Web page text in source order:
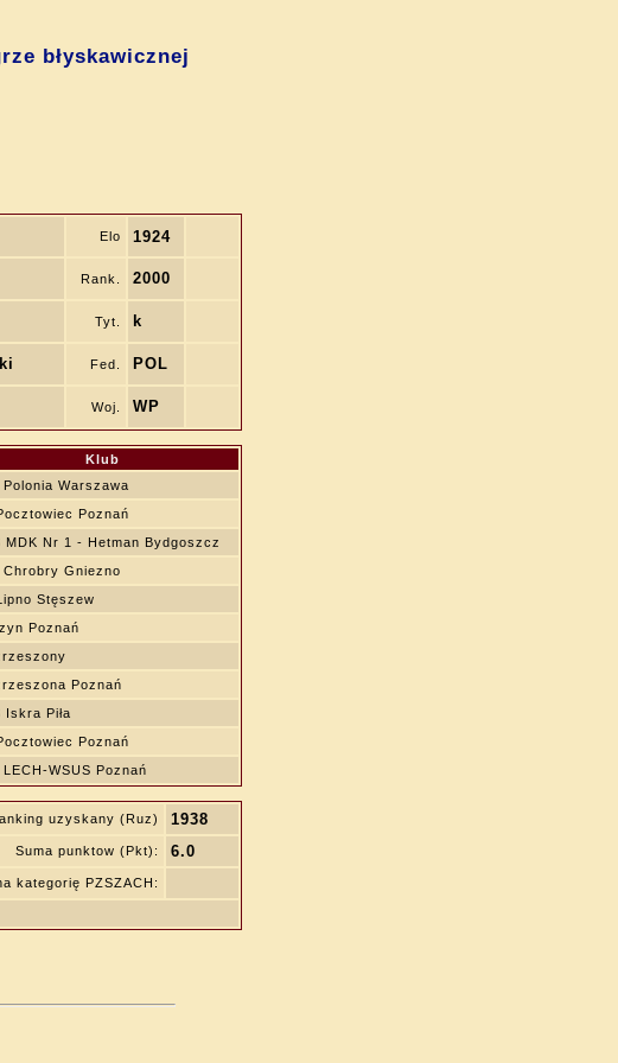
błyskawicznej
Elo 1924
Rank. 2000
Tyt. k
Fed. POL
Woj. WP
Klub
Polonia Warszawa
Poznań
MDK Nr 1 - Hetman Bydgoszcz
Chrobry Gniezno
Stęszew
Poznań
Poznań
Iskra Piła
Poznań
LECH-WSUS Poznań
uzyskany (Ruz) 1938
Suma punktow (Pkt): 6.0
kategorię PZSZACH: